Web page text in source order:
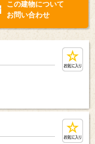
この建物について
お問い合わせ